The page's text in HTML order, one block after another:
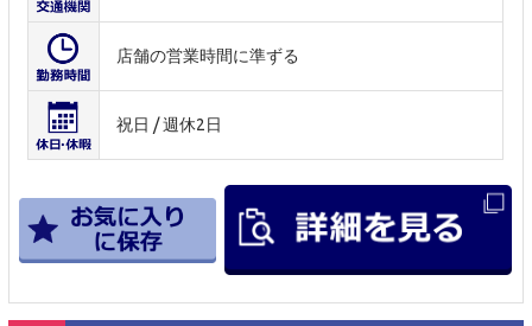
店舗の営業時間に準ずる
祝日 / 週休2日